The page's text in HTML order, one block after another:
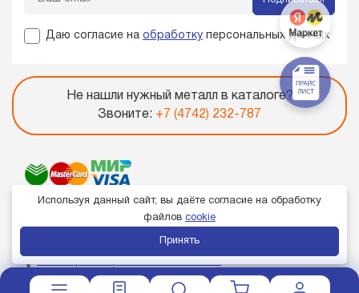
Даю согласие на обработку персональных данных
Не нашли нужный металл в каталоге?
Звоните: +7 (4742) 232-787
Член торгово-промышленной палаты
Используя данный сайт, вы даёте согласие на обработку
файлов cookie
Принять